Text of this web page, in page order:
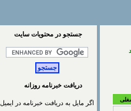
جستجو در محتويات سايت
دریافت خبرنامه روزانه
اگر مایل به دریافت خبرنامه در ایمیل